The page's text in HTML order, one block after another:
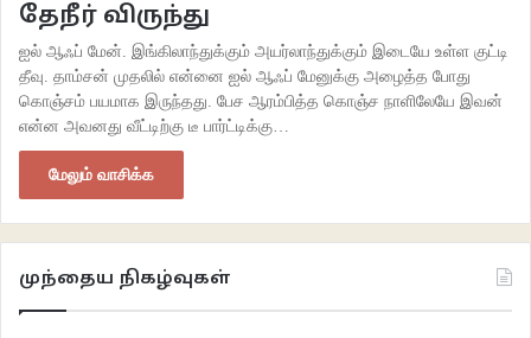
தேநீர் விருந்து
ஐல் ஆஃப் மேன். இங்கிலாந்துக்கும் அயர்லாந்துக்கும் இடையே உள்ள குட்டி
தீவு. தாம்சன் முதலில் என்னை ஐல் ஆஃப் மேனுக்கு அழைத்த போது
கொஞ்சம் பயமாக இருந்தது. பேச ஆரம்பித்த கொஞ்ச நாளிலேயே இவன்
என்ன அவனது வீட்டிற்கு டீ பார்ட்டிக்கு…
மேலும் வாசிக்க
முந்தைய நிகழ்வுகள்